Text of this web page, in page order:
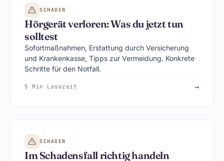
SCHADEN
Hörgerät verloren: Was du jetzt tun
solltest
Sofortmaßnahmen, Erstattung durch Versicherung
und Krankenkasse, Tipps zur Vermeidung. Konkrete
Schritte für den Notfall.
5 Min Lesezeit →
SCHADEN
Im Schadensfall richtig handeln